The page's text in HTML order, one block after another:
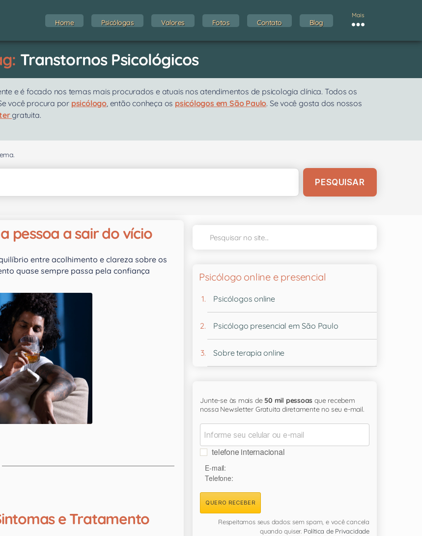
Home Psicólogas Valores Fotos Contato Blog
Mais
Transtornos Psicológicos
e é focado nos temas mais procurados e atuais nos atendimentos de psicologia clínica. Todos os
você procura por psicólogo, então conheça os psicólogos em São Paulo. Se você gosta dos nossos
gratuita.
pessoa a sair do vício
entre acolhimento e clareza sobre os
quase sempre passa pela confiança
e Tratamento
Psicólogo online e presencial
Psicólogos online
Psicólogo presencial em São Paulo
Sobre terapia online
Junte-se às mais de 50 mil pessoas que recebem
nossa Newsletter Gratuita diretamente no seu e-mail.
telefone internacional
E-mail:
Telefone:
QUERO RECEBER
Respeitamos seus dados: sem spam, e você cancela
quando quiser. Política de Privacidade